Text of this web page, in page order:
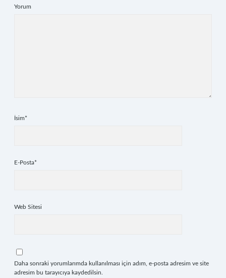
Yorum
İsim*
E-Posta*
Web Sitesi
Daha sonraki yorumlarımda kullanılması için adım, e-posta adresim ve site
adresim bu tarayıcıya kaydedilsin.